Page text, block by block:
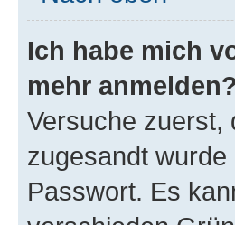
Ich habe mich
mehr
Versuche zuerst,
zugesandt
Passwort. Es